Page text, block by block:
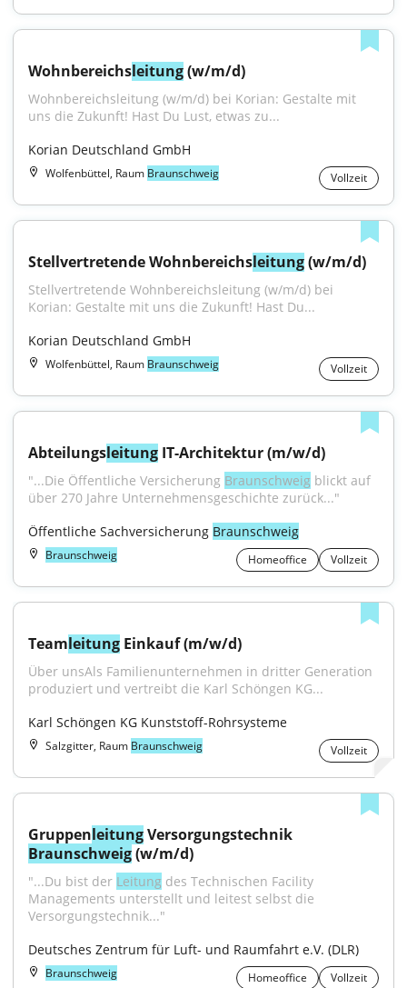
Wohnbereichsleitung (w/m/d)
Wohnbereichsleitung (w/m/d) bei Korian: Gestalte mit
uns die Zukunft! Hast Du Lust, etwas zu...
Korian Deutschland GmbH
Wolfenbüttel, Raum Braunschweig Vollzeit
Stellvertretende Wohnbereichsleitung (w/m/d)
Stellvertretende Wohnbereichsleitung (w/m/d) bei
Korian: Gestalte mit uns die Zukunft! Hast Du...
Korian Deutschland GmbH
Wolfenbüttel, Raum Braunschweig Vollzeit
Abteilungsleitung IT-Architektur (m/w/d)
"...Die Öffentliche Versicherung Braunschweig blickt auf
über 270 Jahre Unternehmensgeschichte zurück..."
Öffentliche Sachversicherung Braunschweig
Braunschweig Homeoffice Vollzeit
Teamleitung Einkauf (m/w/d)
Über unsAls Familienunternehmen in dritter Generation
produziert und vertreibt die Karl Schöngen KG...
Karl Schöngen KG Kunststoff-Rohrsysteme
Salzgitter, Raum Braunschweig Vollzeit
Gruppenleitung
Braunschweig (w/m/d)
"...Du bist der Leitung des Technischen Facility
Managements unterstellt und leitest selbst die
Versorgungstechnik..."
Deutsches Zentrum für Luft- und Raumfahrt e.V. (DLR)
Braunschweig Homeoffice
Vollzeit